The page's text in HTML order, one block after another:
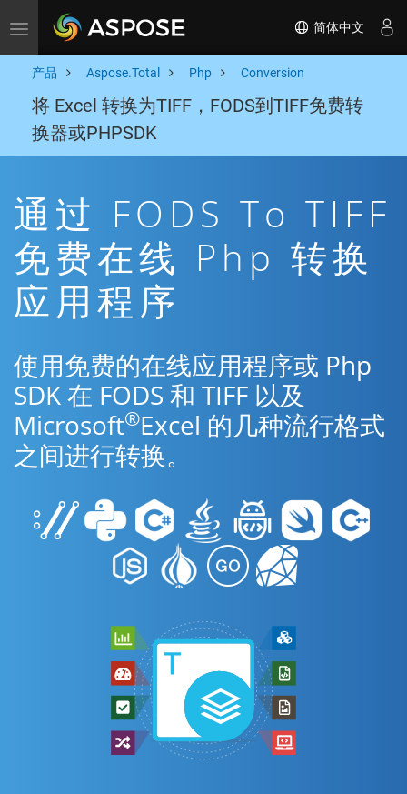
Toggle navigation 简体中文
产品 Aspose.Total Php Conversion
将 Excel 转换为TIFF，FODS到TIFF免费转
换器或PHPSDK
通过 FODS To TIFF
免费在线 Php 转换
应用程序
使用免费的在线应用程序或 Php
SDK 在 FODS 和 TIFF 以及
Microsoft®Excel 的几种流行格式
之间进行转换。